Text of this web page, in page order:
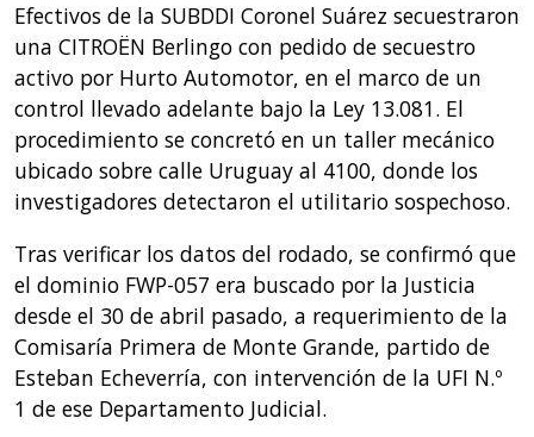
Efectivos de la SUBDDI Coronel Suárez secuestraron
una CITROËN Berlingo con pedido de secuestro
activo por Hurto Automotor, en el marco de un
control llevado adelante bajo la Ley 13.081. El
procedimiento se concretó en un taller mecánico
ubicado sobre calle Uruguay al 4100, donde los
investigadores detectaron el utilitario sospechoso.
Tras verificar los datos del rodado, se confirmó que
el dominio FWP-057 era buscado por la Justicia
desde el 30 de abril pasado, a requerimiento de la
Comisaría Primera de Monte Grande, partido de
Esteban Echeverría, con intervención de la UFI N.º
1 de ese Departamento Judicial.